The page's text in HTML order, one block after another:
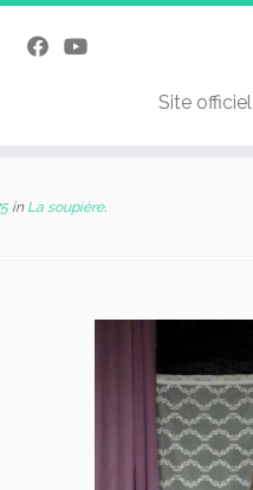
Site officiel
inLa soupière.